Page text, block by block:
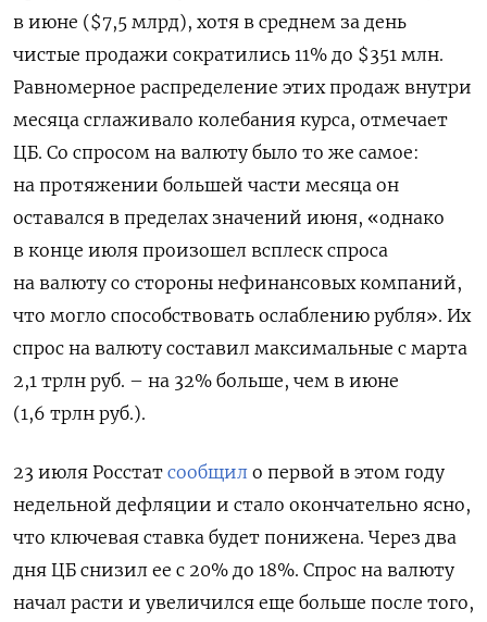
в июне ($7,5 млрд), хотя в среднем за день
чистые продажи сократились 11% до $351 млн.
Равномерное распределение этих продаж внутри
месяца сглаживало колебания курса, отмечает
ЦБ. Со спросом на валюту было то же самое:
на протяжении большей части месяца он
оставался в пределах значений июня, «однако
в конце июля произошел всплеск спроса
на валюту со стороны нефинансовых компаний,
что могло способствовать ослаблению рубля». Их
спрос на валюту составил максимальные с марта
2,1 трлн руб. – на 32% больше, чем в июне
(1,6 трлн руб.).
23 июля Росстат сообщил о первой в этом году
недельной дефляции и стало окончательно ясно,
что ключевая ставка будет понижена. Через два
дня ЦБ снизил ее с 20% до 18%. Спрос на валюту
начал расти и увеличился еще больше после того,